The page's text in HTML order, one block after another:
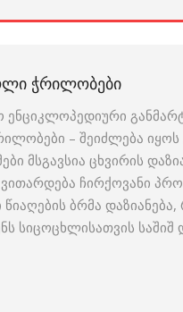
ᲭᲠᲘᲚᲝᲑᲔᲑᲘ
– შეიძლება იყოს
მსგავსია ცხვირის
ჩირქოვანი
ბრმა
საშიშ